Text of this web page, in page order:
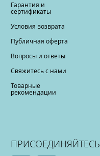
Гарантия и
сертификаты
Условия возврата
Публичная оферта
Вопросы и ответы
Свяжитесь с нами
Товарные
рекомендации
ПРИСОЕДИНЯЙТЕСЬ